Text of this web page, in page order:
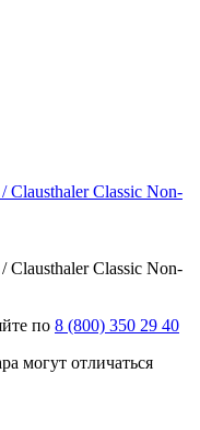
Clausthaler Classic Non-
Clausthaler Classic Non-
по 8 (800) 350 29 40
могут отличаться